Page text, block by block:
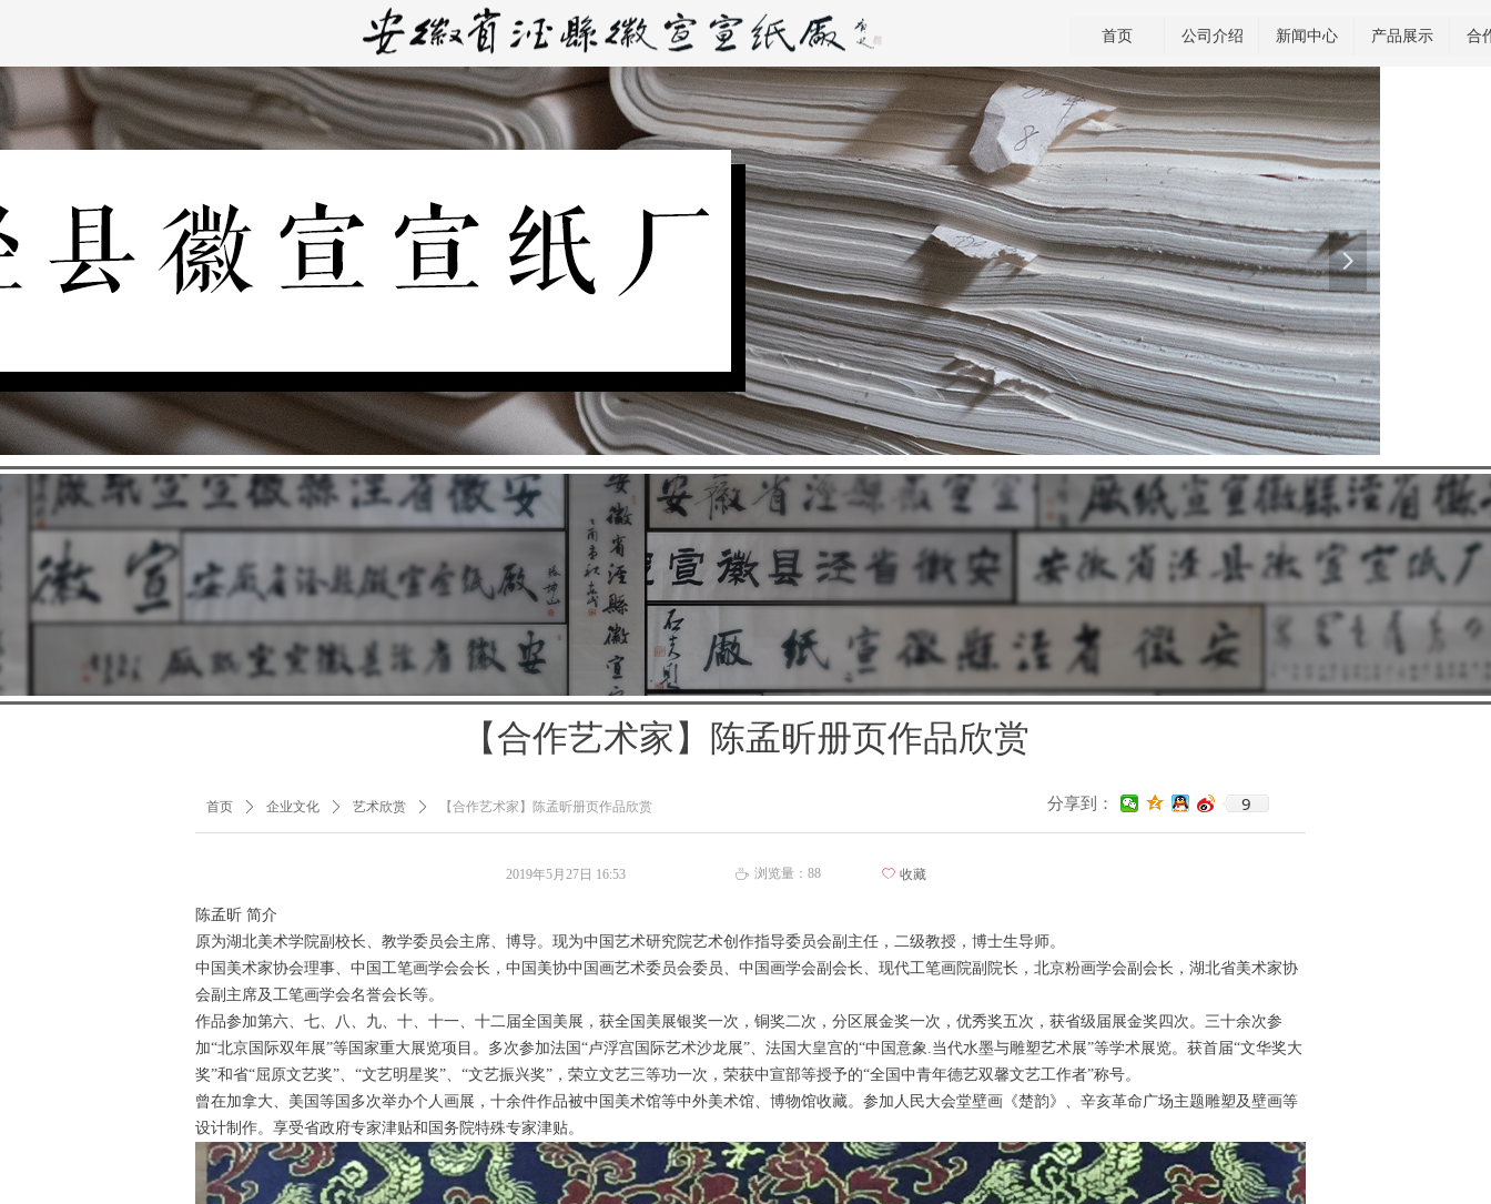
首页 公司介绍 新闻中心 产品展示 合
넲
【合作艺术家】陈孟昕册页作品欣赏
陈孟昕 简介
原为湖北美术学院副校长、教学委员会主席、博导。现为中国艺术研究院艺术创作指导委员会副主任，二级教授，博士生导师。
中国美术家协会理事、中国工笔画学会会长，中国美协中国画艺术委员会委员、中国画学会副会长、现代工笔画院副院长，北京粉画学会副会长，湖北省美术家协
会副主席及工笔画学会名誉会长等。
作品参加第六、七、八、九、十、十一、十二届全国美展，获全国美展银奖一次，铜奖二次，分区展金奖一次，优秀奖五次，获省级届展金奖四次。三十余次参
加“北京国际双年展”等国家重大展览项目。多次参加法国“卢浮宫国际艺术沙龙展”、法国大皇宫的“中国意象.当代水墨与雕塑艺术展”等学术展览。获首届“文华奖大
奖”和省“屈原文艺奖”、“文艺明星奖”、“文艺振兴奖”，荣立文艺三等功一次，荣获中宣部等授予的“全国中青年德艺双馨文艺工作者”称号。
曾在加拿大、美国等国多次举办个人画展，十余件作品被中国美术馆等中外美术馆、博物馆收藏。参加人民大会堂壁画《楚韵》、辛亥革命广场主题雕塑及壁画等
设计制作。享受省政府专家津贴和国务院特殊专家津贴。
2019年5月27日 16:53 ꄘ 浏览量： 88 ꄀ 收藏
首页 ꄲ 企业文化 ꄲ 艺术欣赏 ꄲ 【合作艺术家】陈孟昕册页作品欣赏 分享到： 9